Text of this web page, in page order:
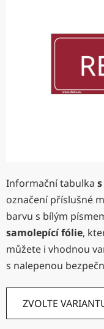
Informační tabulka
označení příslušné
barvu s bílým
samolepící fólie,
můžete i vhodnou
s nalepenou
ZVOLTE